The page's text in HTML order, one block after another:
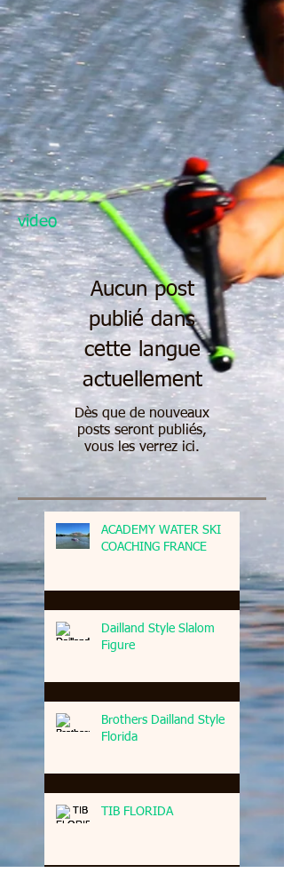
video
Aucun post
publié dans
cette langue
actuellement
Dès que de nouveaux
posts seront publiés,
vous les verrez ici.
ACADEMY WATER SKI
COACHING FRANCE
Dailland Style Slalom
Figure
Brothers Dailland Style
Florida
TIB FLORIDA